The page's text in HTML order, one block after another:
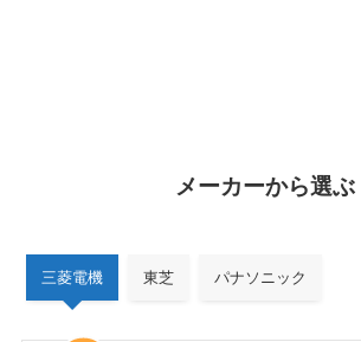
メーカーから選ぶ
三菱電機 東芝 パナソニック